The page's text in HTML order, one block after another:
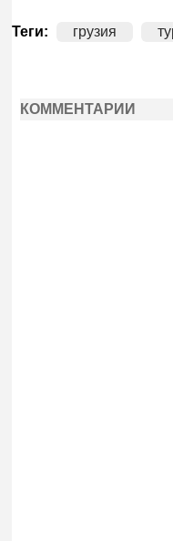
Теги: грузия
КОММЕНТАРИИ